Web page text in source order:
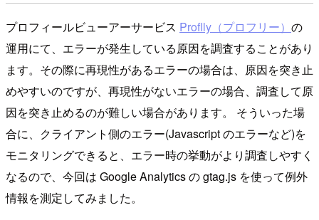
プロフィールビューアーサービス Proflly（プロフリー） の
運用にて、エラーが発生している原因を調査することがあり
ます。その際に再現性があるエラーの場合は、原因を突き止
めやすいのですが、再現性がないエラーの場合、調査して原
因を突き止めるのが難しい場合があります。 そういった場
合に、クライアント側のエラー(Javascript のエラーなど)を
モニタリングできると、エラー時の挙動がより調査しやすく
なるので、今回は Google Analytics の gtag.js を使って例外
情報を測定してみました。